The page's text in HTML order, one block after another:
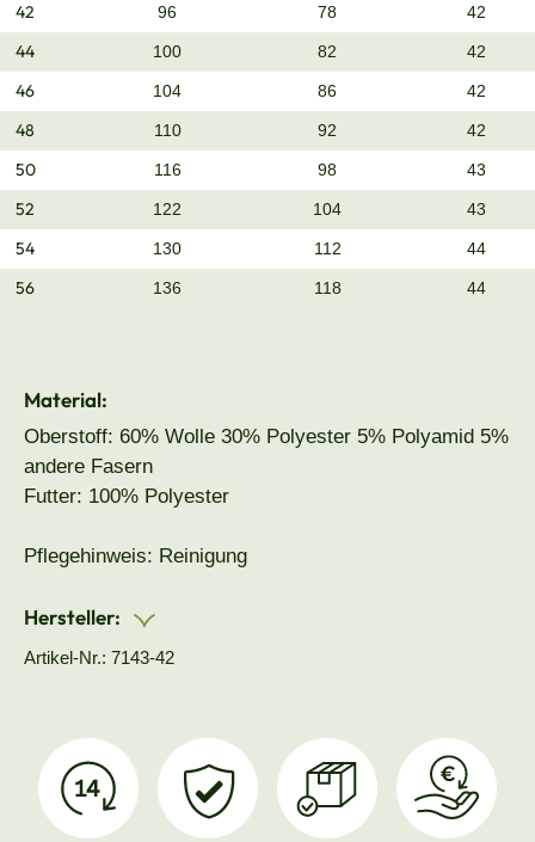
42 96 78 42
44 100 82 42
46 104 86 42
48 110 92 42
50 116 98 43
52 122 104 43
54 130 112 44
56 136 118 44
Material:
Oberstoff: 60% Wolle 30% Polyester 5% Polyamid 5%
andere Fasern
Futter: 100% Polyester
Pflegehinweis: Reinigung
Hersteller:
Artikel-Nr.: 7143-42